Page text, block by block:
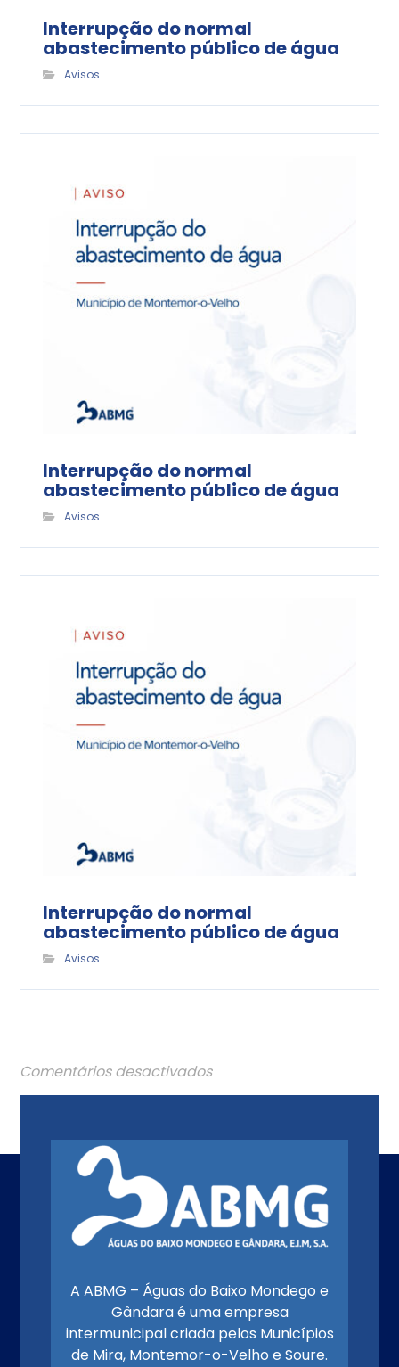
Interrupção do normal
abastecimento público de água
Avisos
Interrupção do normal
abastecimento público de água
Avisos
Interrupção do normal
abastecimento público de água
Avisos
Comentários desactivados
A ABMG – Águas do Baixo Mondego e
Gândara é uma empresa
intermunicipal criada pelos Municípios
de Mira, Montemor-o-Velho e Soure.